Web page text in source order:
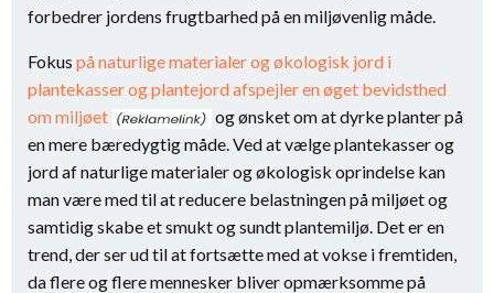
forbedrer jordens frugtbarhed på en miljøvenlig måde.
Fokus på naturlige materialer og økologisk jord i
plantekasser og plantejord afspejler en øget bevidsthed
om miljøet
og ønsket om at dyrke planter på
en mere bæredygtig måde. Ved at vælge plantekasser og
jord af naturlige materialer og økologisk oprindelse kan
man være med til at reducere belastningen på miljøet og
samtidig skabe et smukt og sundt plantemiljø. Det er en
trend, der ser ud til at fortsætte med at vokse i fremtiden,
da flere og flere mennesker bliver opmærksomme på